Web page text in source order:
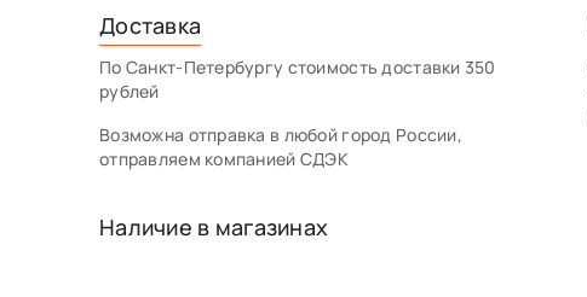
Доставка
По Санкт-Петербургу стоимость доставки 350
рублей
Возможна отправка в любой город России,
отправляем компанией СДЭК
Наличие в магазинах